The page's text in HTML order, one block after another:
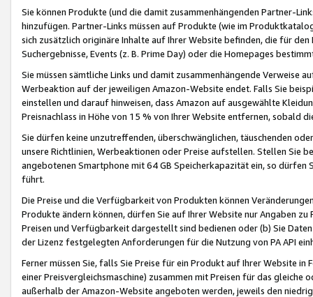
Sie können Produkte (und die damit zusammenhängenden Partner-
hinzufügen. Partner-Links müssen auf Produkte (wie im
sich zusätzlich originäre Inhalte auf Ihrer Website befinden, die für
Suchergebnisse, Events (z. B. Prime Day) oder die Homepages
Sie müssen sämtliche Links und damit zusammenhängende
Werbeaktion auf der jeweiligen Amazon-Website endet. Falls Sie
einstellen und darauf hinweisen, dass Amazon auf ausgewählte
Preisnachlass in Höhe von 15 % von Ihrer Website entfernen, sobald
Sie dürfen keine unzutreffenden, überschwänglichen, täuschenden
unsere Richtlinien, Werbeaktionen oder Preise aufstellen. Stellen Sie
angebotenen Smartphone mit 64 GB Speicherkapazität ein, so dürfen
führt.
Die Preise und die Verfügbarkeit von Produkten können
Produkte ändern können, dürfen Sie auf Ihrer Website nur Angaben
Preisen und Verfügbarkeit dargestellt sind bedienen oder (b) Sie
der Lizenz festgelegten Anforderungen für die Nutzung von PA API
Ferner müssen Sie, falls Sie Preise für ein Produkt auf Ihrer Website
einer Preisvergleichsmaschine) zusammen mit Preisen für das
außerhalb der Amazon-Website angeboten werden, jeweils den